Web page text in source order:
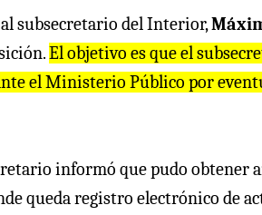
subsecretario del Interior,
El objetivo es que el
el Ministerio Público por
informó que pudo obtener
queda registro electrónico de